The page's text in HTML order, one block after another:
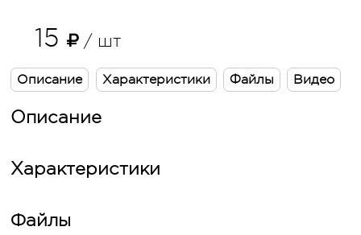
15 / шт
Описание Характеристики Файлы Видео
Описание
Характеристики
Файлы